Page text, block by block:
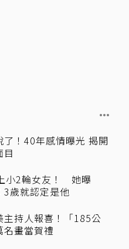
了！40年感情曝光 揭開
目
小2輪女友！ 她曝
3歲就認定是他
主持人報喜！「185公
名畫當賀禮